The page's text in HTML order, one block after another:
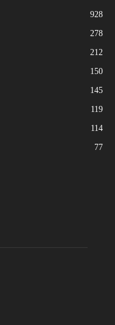
928
278
212
150
145
119
114
77